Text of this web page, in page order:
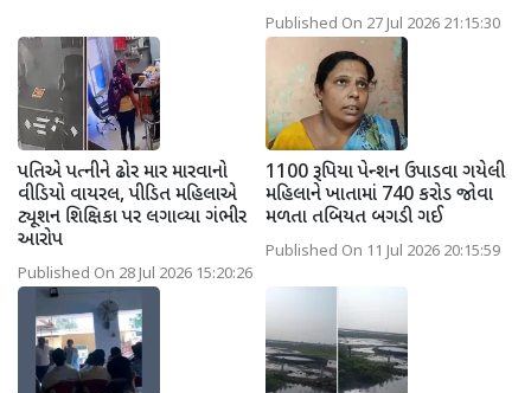
Published On 27 Jul 2026 21:15:30
પતિએ પત્નીને ઢોર માર મારવાનો
વીડિયો વાયરલ, પીડિત મહિલાએ
ટ્યૂશન શિક્ષિકા પર લગાવ્યા ગંભીર
આરોપ
Published On 28 Jul 2026 15:20:26
1100 રૂપિયા પેન્શન ઉપાડવા ગયેલી
મહિલાને ખાતામાં 740 કરોડ જોવા
મળતા તબિયત બગડી ગઈ
Published On 11 Jul 2026 20:15:59